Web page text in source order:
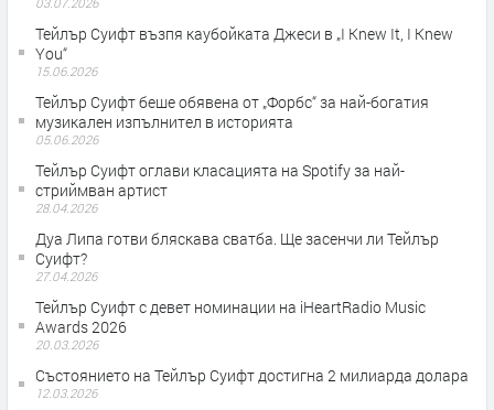
Тейлър Суифт възпя каубойката Джеси в „I Knew It, I Knew
You“
15.06.2026
Тейлър Суифт беше обявена от „Форбс“ за най-богатия
музикален изпълнител в историята
05.06.2026
Тейлър Суифт оглави класацията на Spotify за най-
стриймван артист
28.04.2026
Дуа Липа готви бляскава сватба. Ще засенчи ли Тейлър
Суифт?
27.04.2026
Тейлър Суифт с девет номинации на iHeartRadio Music
Awards 2026
20.03.2026
Състоянието на Тейлър Суифт достигна 2 милиарда долара
12.03.2026